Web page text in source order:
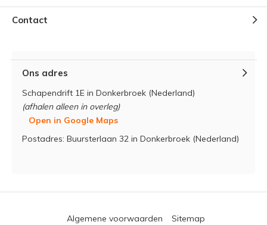
Contact
Ons adres
Schapendrift 1E in Donkerbroek (Nederland)
(afhalen alleen in overleg)
Open in Google Maps
Postadres: Buursterlaan 32 in Donkerbroek (Nederland)
Algemene voorwaarden Sitemap